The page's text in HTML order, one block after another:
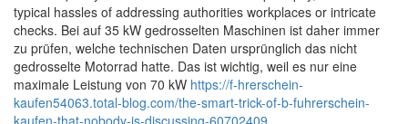
typical hassles of addressing authorities workplaces or intricate
checks. Bei auf 35 kW gedrosselten Maschinen ist daher immer
zu prüfen, welche technischen Daten ursprünglich das nicht
gedrosselte Motorrad hatte. Das ist wichtig, weil es nur eine
maximale Leistung von 70 kW https://f-hrerschein-
kaufen54063.total-blog.com/the-smart-trick-of-b-fuhrerschein-
kaufen-that-nobody-is-discussing-60702409